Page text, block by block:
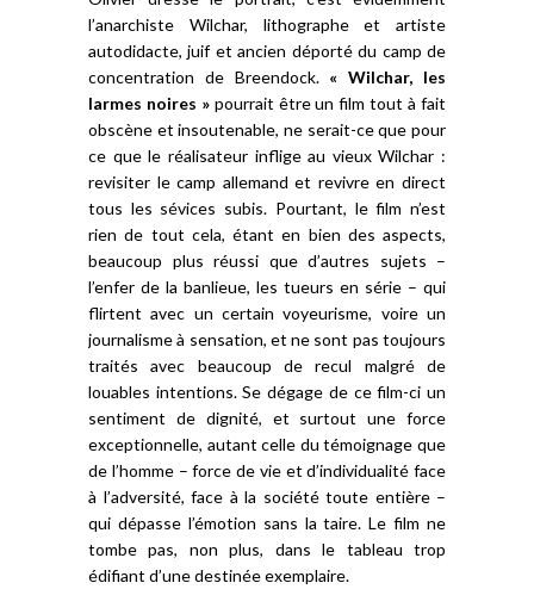
l’anarchiste Wilchar, lithographe et artiste
autodidacte, juif et ancien déporté du camp de
concentration de Breendock. « Wilchar, les
larmes noires »pourrait être un film tout à fait
obscène et insoutenable, ne serait-ce que pour
ce que le réalisateur inflige au vieux Wilchar :
revisiter le camp allemand et revivre en direct
tous les sévices subis. Pourtant, le film n’est
rien de tout cela, étant en bien des aspects,
beaucoup plus réussi que d’autres sujets –
l’enfer de la banlieue, les tueurs en série – qui
flirtent avec un certain voyeurisme, voire un
journalisme à sensation, et ne sont pas toujours
traités avec beaucoup de recul malgré de
louables intentions. Se dégage de ce film-ci un
sentiment de dignité, et surtout une force
exceptionnelle, autant celle du témoignage que
de l’homme – force de vie et d’individualité face
à l’adversité, face à la société toute entière –
qui dépasse l’émotion sans la taire. Le film ne
tombe pas, non plus, dans le tableau trop
édifiant d’une destinée exemplaire.